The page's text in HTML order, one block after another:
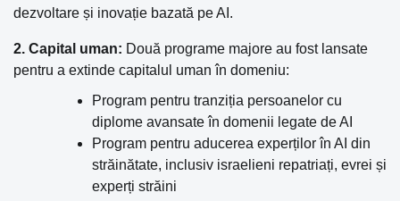
dezvoltare și inovație bazată pe AI.
2. Capital uman: Două programe majore au fost lansate
pentru a extinde capitalul uman în domeniu:
Program pentru tranziția persoanelor cu
diplome avansate în domenii legate de AI
Program pentru aducerea experților în AI din
străinătate, inclusiv israelieni repatriați, evrei și
experți străini